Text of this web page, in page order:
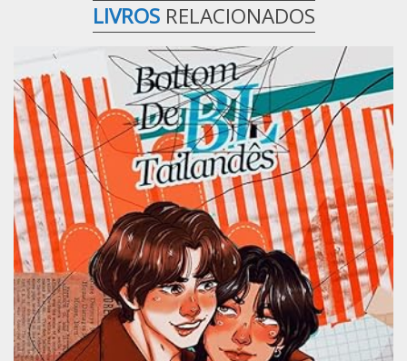
LIVROS RELACIONADOS